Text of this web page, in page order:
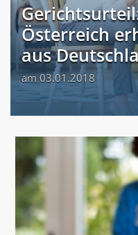
Österreich
aus
am 03.01.2018